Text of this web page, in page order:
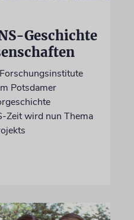
Geschichte
Potsdamer
Zeit wird nun Thema